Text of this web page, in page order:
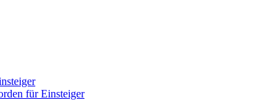
für Einsteiger